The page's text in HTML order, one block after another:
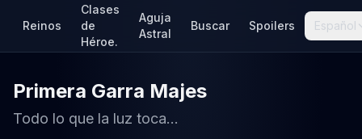
Reinos
Clases
de
Héroe.
Aguja
Astral
Buscar Spoilers Español
Primera Garra Majes
Todo lo que la luz toca...